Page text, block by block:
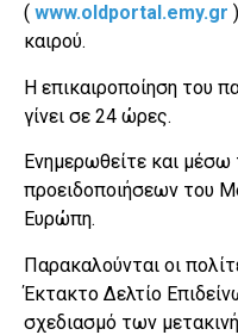
( www.oldportal.emy.gr
καιρού.
Η επικαιροποίηση του
γίνει σε 24 ώρες.
Ενημερωθείτε και
προειδοποιήσεων του
Ευρώπη.
Παρακαλούνται οι
Έκτακτο Δελτίο
σχεδιασμό των